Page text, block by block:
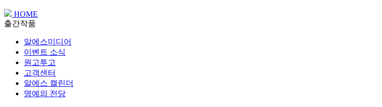
HOME
출간작품
알에스미디어
이벤트 소식
원고투고
고객센터
알에스 캘린더
명예의 전당